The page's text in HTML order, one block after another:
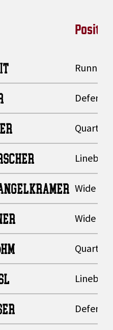
Running
Wide
Wide